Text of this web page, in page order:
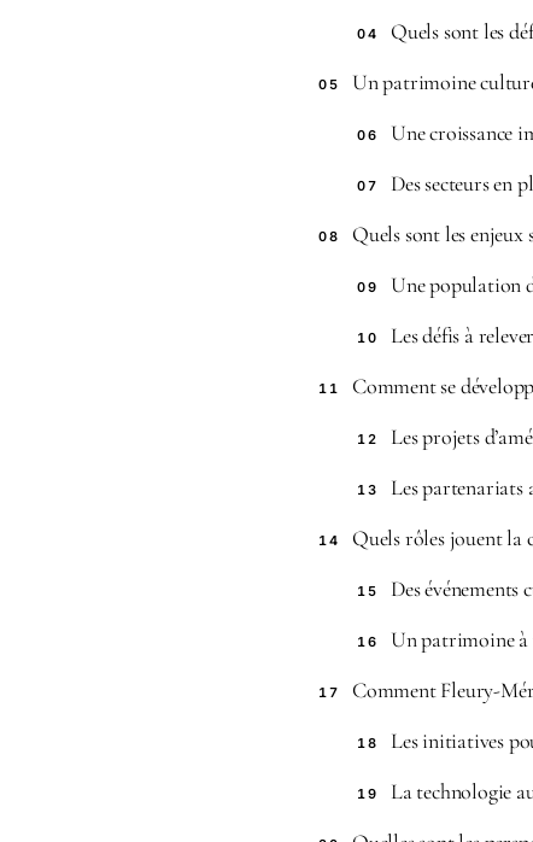
04 Quels sont les
05 Un patrimoine
06 Une croissance
07 Des secteurs en
08 Quels sont les enjeux
09 Une population
10 Les défis à relever
11 Comment se
12 Les projets
13 Les partenariats
14 Quels rôles jouent la
15 Des événements
16 Un patrimoine à
17 Comment Fleury-
18 Les initiatives
19 La technologie